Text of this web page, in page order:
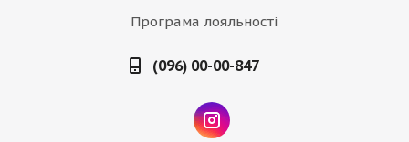
Програма лояльності
(096) 00-00-847